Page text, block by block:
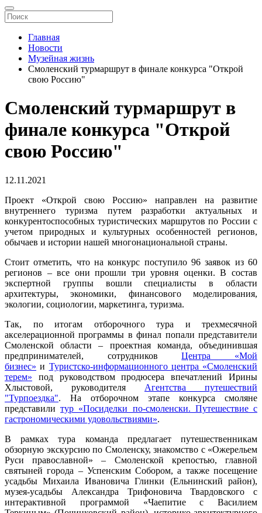
Главная
Новости
Музейная жизнь
Смоленский турмаршрут в финале конкурса "Открой
свою Россию"
Смоленский турмаршрут в
финале конкурса "Открой
свою Россию"
12.11.2021
Проект «Открой свою Россию» направлен на развитие
внутреннего туризма путем разработки актуальных и
конкурентоспособных туристических маршрутов по России с
учетом природных и культурных особенностей регионов,
обычаев и истории нашей многонациональной страны.
Стоит отметить, что на конкурс поступило 96 заявок из 60
регионов – все они прошли три уровня оценки. В состав
экспертной группы вошли специалисты в области
архитектуры, экономики, финансового моделирования,
экологии, социологии, маркетинга, туризма.
Так, по итогам отборочного тура и трехмесячной
акселерационной программы в финал попали представители
Смоленской области – проектная команда, объединившая
предпринимателей, сотрудниковЦентра «Мой
бизнес» и Туристско-информационного центра «Смоленский
терем» под руководством продюсера впечатлений Ирины
Хлыстовой, руководителя Агентства путешествий
"Турпоездка". На отборочном этапе конкурса смоляне
представилитур «Посиделки по-смоленски. Путешествие с
гастрономическими удовольствиями».
В рамках тура команда предлагает путешественникам
обзорную экскурсию по Смоленску, знакомство с «Ожерельем
Руси православной» – Смоленской крепостью, главной
святыней города – Успенским Собором, а также посещение
усадьбы Михаила Ивановича Глинки (Ельнинский район),
музея-усадьбы Александра Трифоновича Твардовского с
интерактивной программой «Чаепитие с Василием